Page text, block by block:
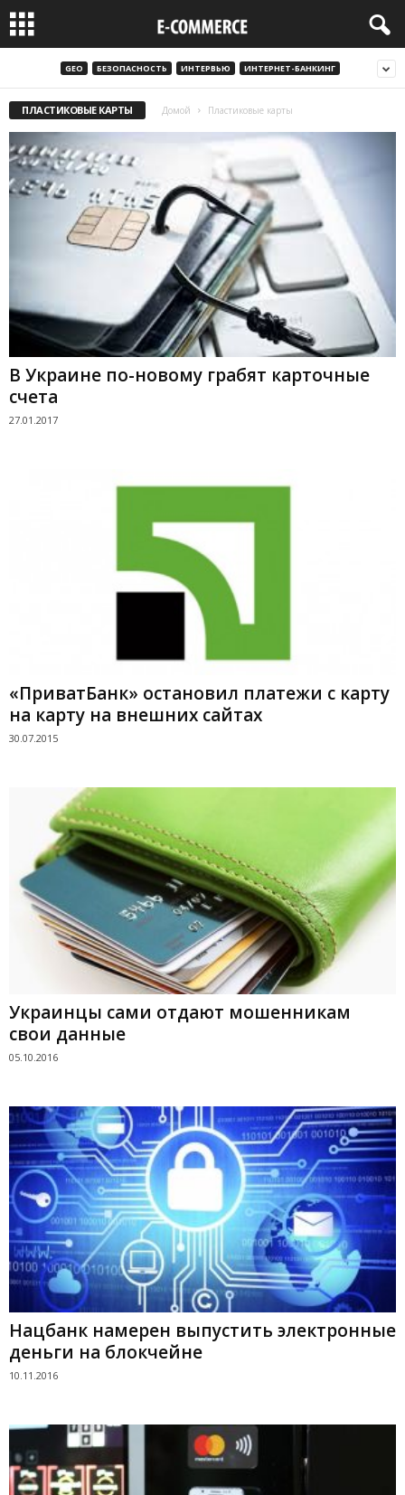
GEO БЕЗОПАСНОСТЬ ИНТЕРВЬЮ ИНТЕРНЕТ-БАНКИНГ
ПЛАСТИКОВЫЕ КАРТЫ Домой Пластиковые карты
В Украине по-новому грабят карточные
счета
27.01.2017
«ПриватБанк» остановил платежи с карту
на карту на внешних сайтах
30.07.2015
Украинцы сами отдают мошенникам
свои данные
05.10.2016
Нацбанк намерен выпустить электронные
деньги на блокчейне
10.11.2016